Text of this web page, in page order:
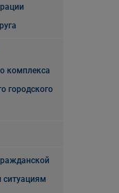
комплекса
городского